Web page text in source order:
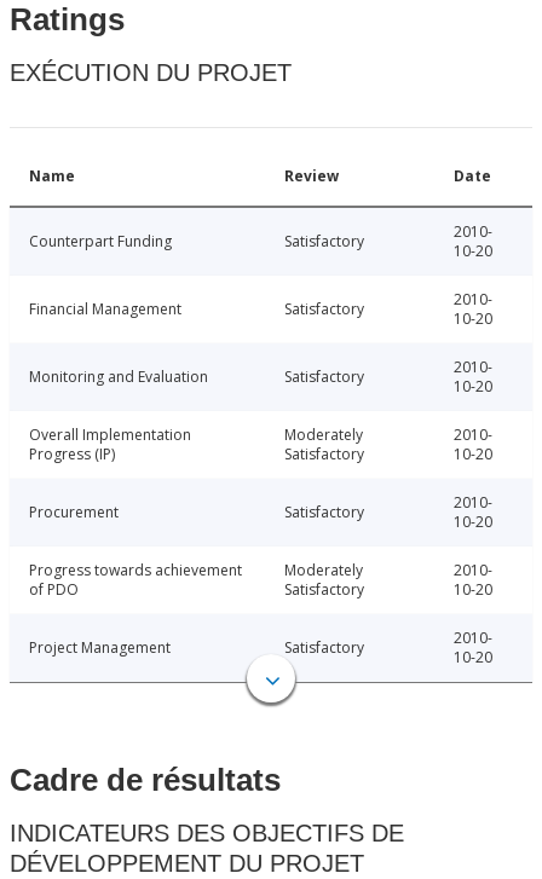
Ratings
EXÉCUTION DU PROJET
Name Review Date
Counterpart Funding Satisfactory
2010-
10-20
Financial Management Satisfactory
2010-
10-20
Monitoring and Evaluation Satisfactory
2010-
10-20
Overall Implementation
Progress (IP)
Moderately
Satisfactory
2010-
10-20
Procurement Satisfactory
2010-
10-20
Progress towards achievement
of PDO
Moderately
Satisfactory
2010-
10-20
Project Management Satisfactory
2010-
10-20
Cadre de résultats
INDICATEURS DES OBJECTIFS DE
DÉVELOPPEMENT DU PROJET